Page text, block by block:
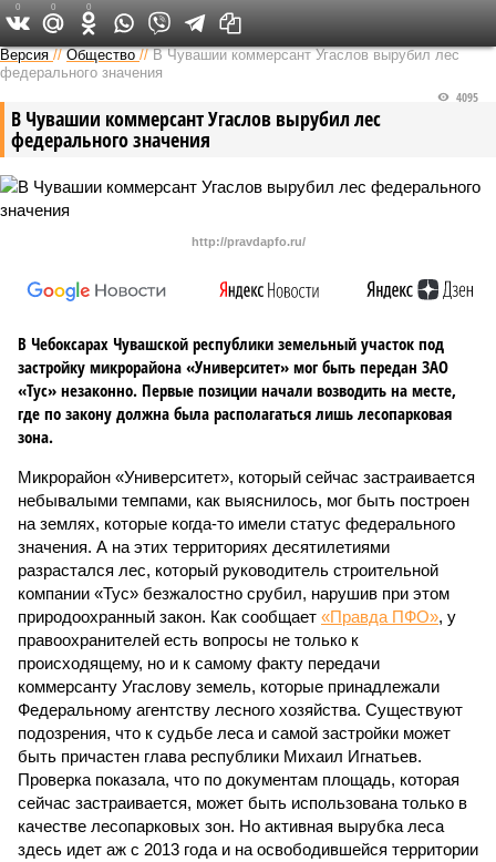
Версия в Чувашии
Версия //Общество //В Чувашии коммерсант Угаслов вырубил лес
федерального значения
В Чувашии коммерсант Угаслов вырубил лес
федерального значения
4095
http://pravdapfo.ru/
В Чебоксарах Чувашской республики земельный участок под
застройку микрорайона «Университет» мог быть передан ЗАО
«Тус» незаконно. Первые позиции начали возводить на месте,
где по закону должна была располагаться лишь лесопарковая
зона.
Микрорайон «Университет», который сейчас застраивается
небывалыми темпами, как выяснилось, мог быть построен
на землях, которые когда-то имели статус федерального
значения. А на этих территориях десятилетиями
разрастался лес, который руководитель строительной
компании «Тус» безжалостно срубил, нарушив при этом
природоохранный закон. Как сообщает «Правда ПФО», у
правоохранителей есть вопросы не только к
происходящему, но и к самому факту передачи
коммерсанту Угаслову земель, которые принадлежали
Федеральному агентству лесного хозяйства. Существуют
подозрения, что к судьбе леса и самой застройки может
быть причастен глава республики Михаил Игнатьев.
Проверка показала, что по документам площадь, которая
сейчас застраивается, может быть использована только в
качестве лесопарковых зон. Но активная вырубка леса
здесь идет аж с 2013 года и на освободившейся территории
0 0 0